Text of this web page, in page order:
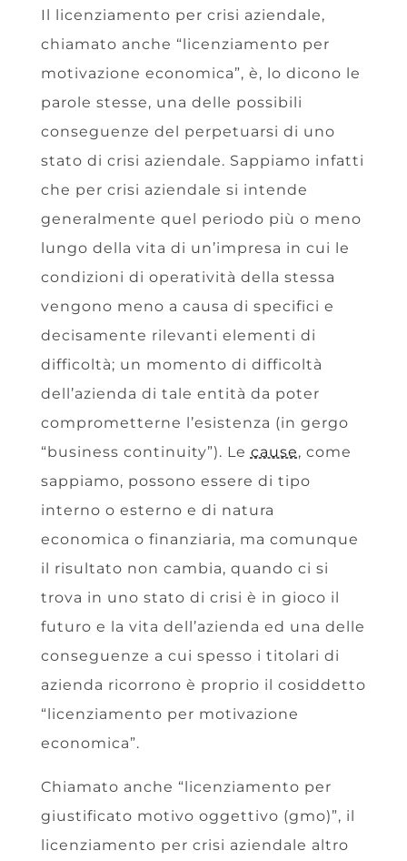
Il licenziamento per crisi aziendale,
chiamato anche “licenziamento per
motivazione economica”, è, lo dicono le
parole stesse, una delle possibili
conseguenze del perpetuarsi di uno
stato di crisi aziendale. Sappiamo infatti
che per crisi aziendale si intende
generalmente quel periodo più o meno
lungo della vita di un’impresa in cui le
condizioni di operatività della stessa
vengono meno a causa di specifici e
decisamente rilevanti elementi di
difficoltà; un momento di difficoltà
dell’azienda di tale entità da poter
comprometterne l’esistenza (in gergo
“business continuity”). Le cause, come
sappiamo, possono essere di tipo
interno o esterno e di natura
economica o finanziaria, ma comunque
il risultato non cambia, quando ci si
trova in uno stato di crisi è in gioco il
futuro e la vita dell’azienda ed una delle
conseguenze a cui spesso i titolari di
azienda ricorrono è proprio il cosiddetto
“licenziamento per motivazione
economica”.
Chiamato anche “licenziamento per
giustificato motivo oggettivo (gmo)”, il
licenziamento per crisi aziendale altro